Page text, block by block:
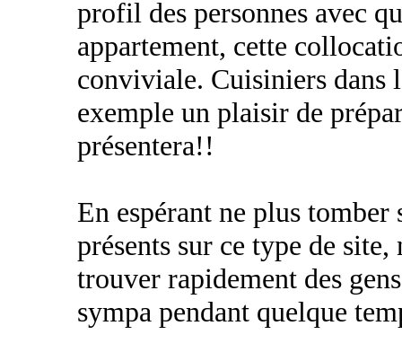
profil des personnes avec
appartement, cette
conviviale. Cuisiniers dans
exemple un plaisir de
présentera!!
En espérant ne plus
présents sur ce type de
trouver rapidement des
sympa pendant quelque